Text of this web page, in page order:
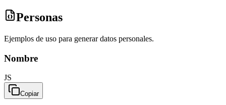
Personas
Ejemplos de uso para generar datos personales.
Nombre
JS
Copiar